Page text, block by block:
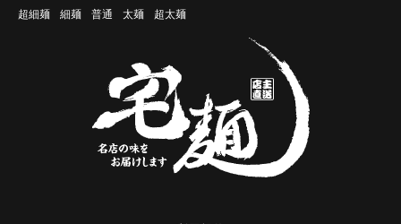
超細麺
細麺 普通 太麺 超太麺